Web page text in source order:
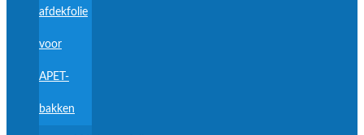
afdekfolie
voor
APET-
bakken